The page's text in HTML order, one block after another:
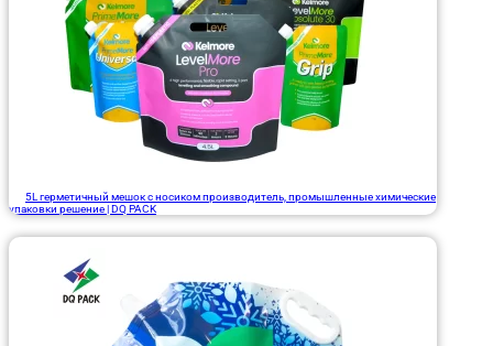
5L герметичный мешок с носиком производитель, промышленные химические
упаковки решение | DQ PACK